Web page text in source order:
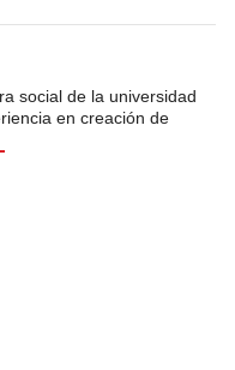
social de la universidad
en creación de